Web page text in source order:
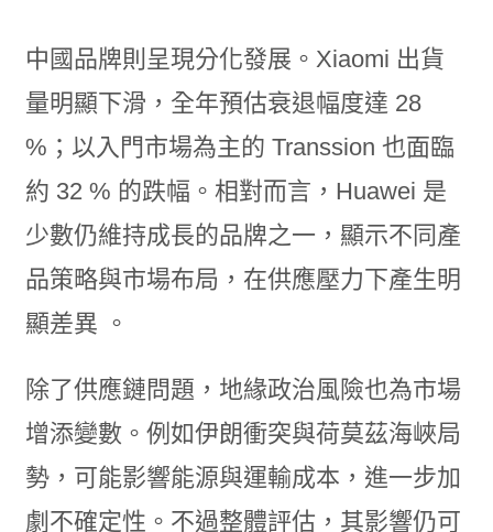
中國品牌則呈現分化發展。Xiaomi 出貨
量明顯下滑，全年預估衰退幅度達 28
%；以入門市場為主的 Transsion 也面臨
約 32 % 的跌幅。相對而言，Huawei 是
少數仍維持成長的品牌之一，顯示不同產
品策略與市場布局，在供應壓力下產生明
顯差異 。
除了供應鏈問題，地緣政治風險也為市場
增添變數。例如伊朗衝突與荷莫茲海峽局
勢，可能影響能源與運輸成本，進一步加
劇不確定性。不過整體評估，其影響仍可